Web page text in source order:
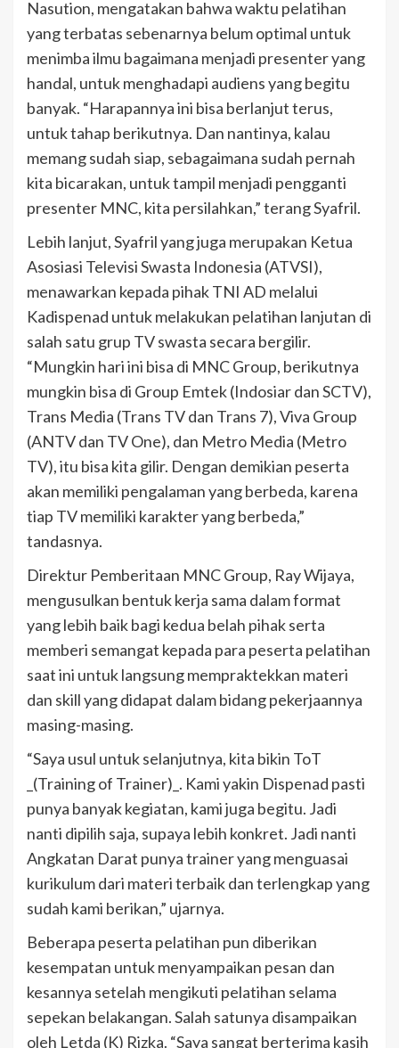
Nasution, mengatakan bahwa waktu pelatihan
yang terbatas sebenarnya belum optimal untuk
menimba ilmu bagaimana menjadi presenter yang
handal, untuk menghadapi audiens yang begitu
banyak. “Harapannya ini bisa berlanjut terus,
untuk tahap berikutnya. Dan nantinya, kalau
memang sudah siap, sebagaimana sudah pernah
kita bicarakan, untuk tampil menjadi pengganti
presenter MNC, kita persilahkan,” terang Syafril.
Lebih lanjut, Syafril yang juga merupakan Ketua
Asosiasi Televisi Swasta Indonesia (ATVSI),
menawarkan kepada pihak TNI AD melalui
Kadispenad untuk melakukan pelatihan lanjutan di
salah satu grup TV swasta secara bergilir.
“Mungkin hari ini bisa di MNC Group, berikutnya
mungkin bisa di Group Emtek (Indosiar dan SCTV),
Trans Media (Trans TV dan Trans 7), Viva Group
(ANTV dan TV One), dan Metro Media (Metro
TV), itu bisa kita gilir. Dengan demikian peserta
akan memiliki pengalaman yang berbeda, karena
tiap TV memiliki karakter yang berbeda,”
tandasnya.
Direktur Pemberitaan MNC Group, Ray Wijaya,
mengusulkan bentuk kerja sama dalam format
yang lebih baik bagi kedua belah pihak serta
memberi semangat kepada para peserta pelatihan
saat ini untuk langsung mempraktekkan materi
dan skill yang didapat dalam bidang pekerjaannya
masing-masing.
“Saya usul untuk selanjutnya, kita bikin ToT
_(Training of Trainer)_. Kami yakin Dispenad pasti
punya banyak kegiatan, kami juga begitu. Jadi
nanti dipilih saja, supaya lebih konkret. Jadi nanti
Angkatan Darat punya trainer yang menguasai
kurikulum dari materi terbaik dan terlengkap yang
sudah kami berikan,” ujarnya.
Beberapa peserta pelatihan pun diberikan
kesempatan untuk menyampaikan pesan dan
kesannya setelah mengikuti pelatihan selama
sepekan belakangan. Salah satunya disampaikan
oleh Letda (K) Rizka. “Saya sangat berterima kasih